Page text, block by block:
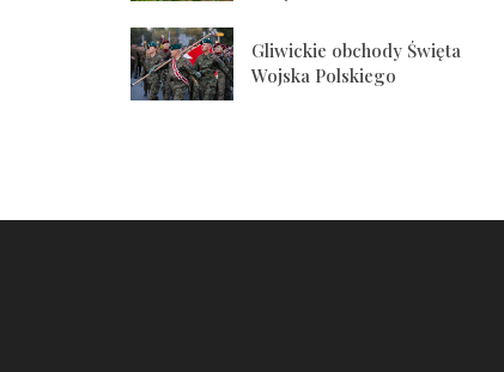
Gliwickie obchody Święta
Wojska Polskiego